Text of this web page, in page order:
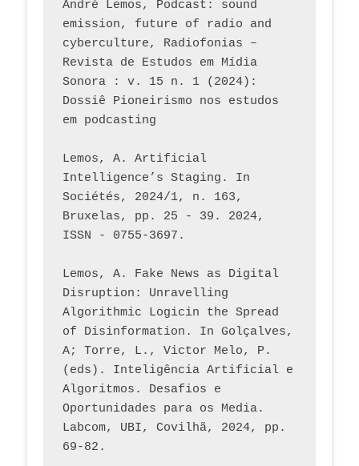
André Lemos, Podcast: sound
emission, future of radio and
cyberculture, Radiofonias –
Revista de Estudos em Mídia
Sonora : v. 15 n. 1 (2024):
Dossiê Pioneirismo nos estudos
em podcasting
Lemos, A. Artificial
Intelligence’s Staging. In
Sociétés, 2024/1, n. 163,
Bruxelas, pp. 25 - 39. 2024,
ISSN - 0755-3697.
Lemos, A. Fake News as Digital
Disruption: Unravelling
Algorithmic Logicin the Spread
of Disinformation. In Golçalves,
A; Torre, L., Victor Melo, P.
(eds). Inteligência Artificial e
Algoritmos. Desafios e
Oportunidades para os Media.
Labcom, UBI, Covilhã, 2024, pp.
69-82.